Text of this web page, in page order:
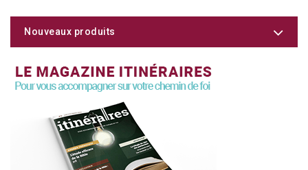
Nouveaux produits